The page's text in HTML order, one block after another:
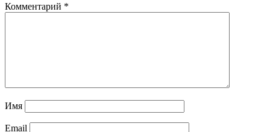
Комментарий *
Имя
Email